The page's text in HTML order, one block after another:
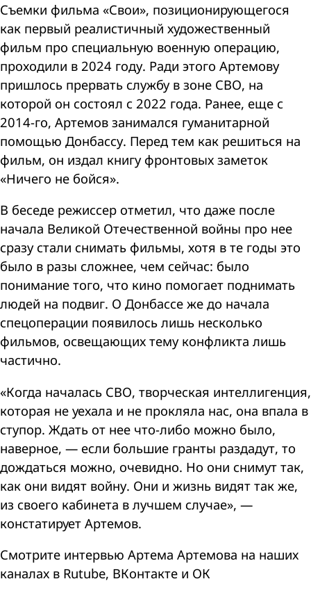
Съемки фильма «Свои», позиционирующегося
как первый реалистичный художественный
фильм про специальную военную операцию,
проходили в 2024 году. Ради этого Артемову
пришлось прервать службу в зоне СВО, на
которой он состоял с 2022 года. Ранее, еще с
2014-го, Артемов занимался гуманитарной
помощью Донбассу. Перед тем как решиться на
фильм, он издал книгу фронтовых заметок
«Ничего не бойся».
В беседе режиссер отметил, что даже после
начала Великой Отечественной войны про нее
сразу стали снимать фильмы, хотя в те годы это
было в разы сложнее, чем сейчас: было
понимание того, что кино помогает поднимать
людей на подвиг. О Донбассе же до начала
спецоперации появилось лишь несколько
фильмов, освещающих тему конфликта лишь
частично.
«Когда началась СВО, творческая интеллигенция,
которая не уехала и не прокляла нас, она впала в
ступор. Ждать от нее что-либо можно было,
наверное, — если большие гранты раздадут, то
дождаться можно, очевидно. Но они снимут так,
как они видят войну. Они и жизнь видят так же,
из своего кабинета в лучшем случае», —
констатирует Артемов.
Смотрите интервью Артема Артемова на наших
каналах в Rutube, ВКонтакте и ОК